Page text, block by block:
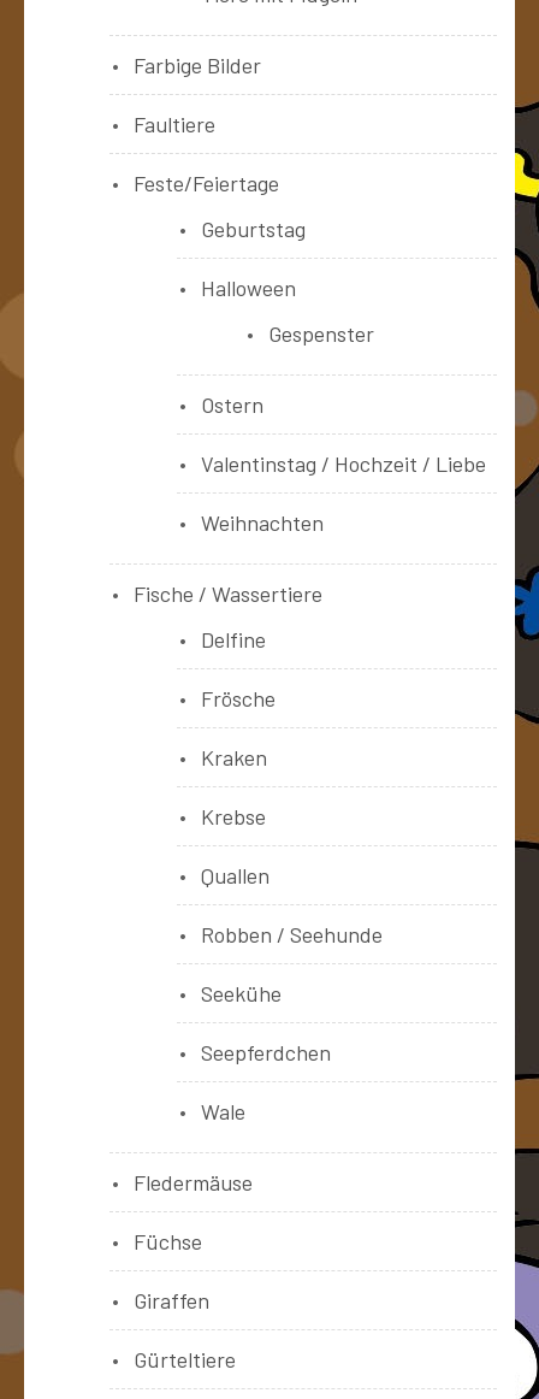
Farbige Bilder
Faultiere
Feste/Feiertage
Geburtstag
Halloween
Gespenster
Ostern
Valentinstag / Hochzeit / Liebe
Weihnachten
Fische / Wassertiere
Delfine
Frösche
Kraken
Krebse
Quallen
Robben / Seehunde
Seekühe
Seepferdchen
Wale
Fledermäuse
Füchse
Giraffen
Gürteltiere